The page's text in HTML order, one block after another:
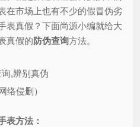
在市场上也有不少的假冒伪劣
表真假？下面尚源小编就给大
真假的防伪查询方法。
络侵删）
表方法：